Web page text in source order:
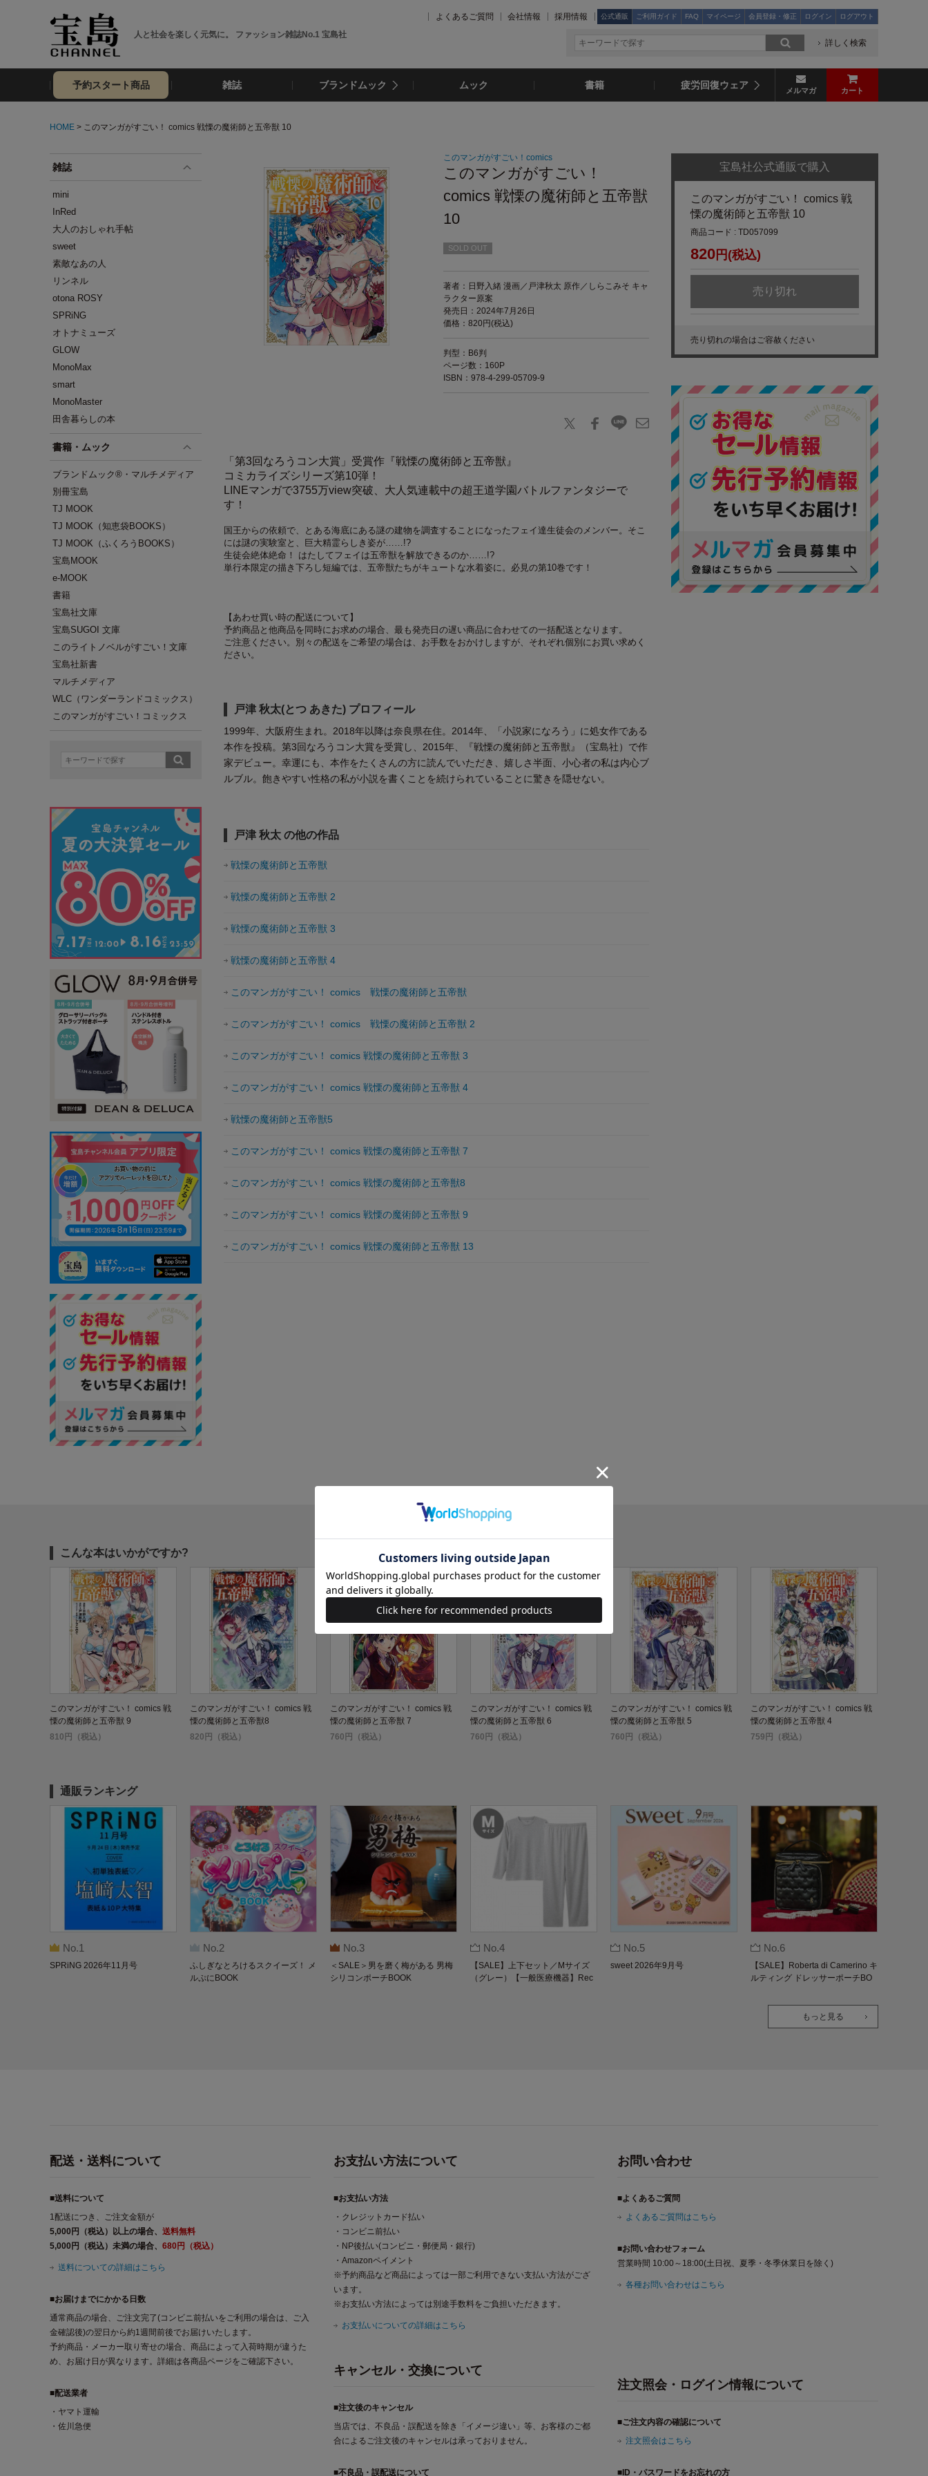
人と社会を楽しく元気に。 ファッション雑誌No.1 宝島社
よくあるご質問 会社情報 採用情報 公式通販 ご利用ガイド FAQ マイページ 会員登録・修正 ログイン ログアウト
詳しく検索
予約スタート商品 雑誌 ブランドムック ムック 書籍 疲労回復ウェア メルマガ カート
HOME > このマンガがすごい！ comics 戦慄の魔術師と五帝獣 10
雑誌
mini
InRed
大人のおしゃれ手帖
sweet
素敵なあの人
リンネル
otona ROSY
SPRiNG
オトナミューズ
GLOW
MonoMax
smart
MonoMaster
田舎暮らしの本
書籍・ムック
ブランドムック®・マルチメディア
別冊宝島
TJ MOOK
TJ MOOK（知恵袋BOOKS）
TJ MOOK（ふくろうBOOKS）
宝島MOOK
e-MOOK
書籍
宝島社文庫
宝島SUGOI 文庫
このライトノベルがすごい！文庫
宝島社新書
マルチメディア
WLC（ワンダーランドコミックス）
このマンガがすごい！コミックス
このマンガがすごい！comics
このマンガがすごい！
comics 戦慄の魔術師と五帝獣
10
SOLD OUT
著者：日野入緒 漫画／戸津秋太 原作／しらこみそ キャ
ラクター原案
発売日：2024年7月26日
価格：820円(税込)
判型：B6判
ページ数：160P
ISBN：978-4-299-05709-9
「第3回なろうコン大賞」受賞作『戦慄の魔術師と五帝獣』
コミカライズシリーズ第10弾！
LINEマンガで3755万view突破、大人気連載中の超王道学園バトルファンタジーで
す！
国王からの依頼で、とある海底にある謎の建物を調査することになったフェイ達生徒会のメンバー。そこ
には謎の実験室と、巨大精霊らしき姿が……!?
生徒会絶体絶命！ はたしてフェイは五帝獣を解放できるのか……!?
単行本限定の描き下ろし短編では、五帝獣たちがキュートな水着姿に。必見の第10巻です！
【あわせ買い時の配送について】
予約商品と他商品を同時にお求めの場合、最も発売日の遅い商品に合わせての一括配送となります。
ご注意ください。別々の配送をご希望の場合は、お手数をおかけしますが、それぞれ個別にお買い求めく
ださい。
戸津 秋太(とつ あきた) プロフィール
1999年、大阪府生まれ。2018年以降は奈良県在住。2014年、「小説家になろう」に処女作である
本作を投稿。第3回なろうコン大賞を受賞し、2015年、『戦慄の魔術師と五帝獣』（宝島社）で作
家デビュー。幸運にも、本作をたくさんの方に読んでいただき、嬉しさ半面、小心者の私は内心ブ
ルブル。飽きやすい性格の私が小説を書くことを続けられていることに驚きを隠せない。
戸津 秋太 の他の作品
戦慄の魔術師と五帝獣
戦慄の魔術師と五帝獣 2
戦慄の魔術師と五帝獣 3
戦慄の魔術師と五帝獣 4
このマンガがすごい！ comics 戦慄の魔術師と五帝獣
このマンガがすごい！ comics 戦慄の魔術師と五帝獣 2
このマンガがすごい！ comics 戦慄の魔術師と五帝獣 3
このマンガがすごい！ comics 戦慄の魔術師と五帝獣 4
戦慄の魔術師と五帝獣5
このマンガがすごい！ comics 戦慄の魔術師と五帝獣 7
このマンガがすごい！ comics 戦慄の魔術師と五帝獣8
このマンガがすごい！ comics 戦慄の魔術師と五帝獣 9
このマンガがすごい！ comics 戦慄の魔術師と五帝獣 13
宝島社公式通販で購入
このマンガがすごい！ comics 戦
慄の魔術師と五帝獣 10
商品コード : TD057099
820 円(税込)
売り切れ
売り切れの場合はご容赦ください
こんな本はいかがですか?
このマンガがすごい！ comics 戦
慄の魔術師と五帝獣 9
810円（税込）
このマンガがすごい！ comics 戦
慄の魔術師と五帝獣8
820円（税込）
このマンガがすごい！ comics 戦
慄の魔術師と五帝獣 7
760円（税込）
このマンガがすごい！ comics 戦
慄の魔術師と五帝獣 6
760円（税込）
このマンガがすごい！ comics 戦
慄の魔術師と五帝獣 5
760円（税込）
このマンガがすごい！ comics 戦
慄の魔術師と五帝獣 4
759円（税込）
通販ランキング
No.1
SPRiNG 2026年11月号
No.2
ふしぎなとろけるスクイーズ！ メ
ルぷにBOOK
No.3
＜SALE＞男を磨く梅がある 男梅
シリコンポーチBOOK
No.4
【SALE】上下セット／Mサイズ
（グレー）【一般医療機器】Rec
No.5
sweet 2026年9月号
No.6
【SALE】Roberta di Camerino キ
ルティング ドレッサーポーチBO
もっと見る
配送・送料について
■送料について
1配送につき、ご注文金額が
5,000円（税込）以上の場合、 送料無料
5,000円（税込）未満の場合、 680円（税込）
送料についての詳細はこちら
■お届けまでにかかる日数
通常商品の場合、ご注文完了(コンビニ前払いをご利用の場合は、ご入
金確認後)の翌日から約1週間前後でお届けいたします。
予約商品・メーカー取り寄せの場合、商品によって入荷時期が違うた
め、お届け日が異なります。詳細は各商品ページをご確認下さい。
■配送業者
・ヤマト運輸
・佐川急便
お支払い方法について
■お支払い方法
・クレジットカード払い
・コンビニ前払い
・NP後払い(コンビニ・郵便局・銀行)
・Amazonペイメント
※予約商品など商品によっては一部ご利用できない支払い方法がござ
います。
※お支払い方法によっては別途手数料をご負担いただきます。
お支払いについての詳細はこちら
キャンセル・交換について
■注文後のキャンセル
当店では、不良品・誤配送を除き「イメージ違い」等、お客様のご都
合によるご注文後のキャンセルは承っておりません。
■不良品・誤配送について
お問い合わせ
■よくあるご質問
よくあるご質問はこちら
■お問い合わせフォーム
営業時間 10:00～18:00(土日祝、夏季・冬季休業日を除く)
各種お問い合わせはこちら
注文照会・ログイン情報について
■ご注文内容の確認について
注文照会はこちら
■ID・パスワードをお忘れの方